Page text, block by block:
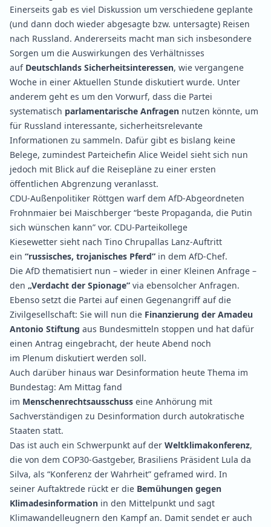
Einerseits gab es viel Diskussion um verschiedene geplante
(und dann doch wieder abgesagte bzw. untersagte) Reisen
nach Russland. Andererseits macht man sich insbesondere
Sorgen um die Auswirkungen des Verhältnisses
auf Deutschlands Sicherheitsinteressen, wie vergangene
Woche in einer Aktuellen Stunde diskutiert wurde. Unter
anderem geht es um den Vorwurf, dass die Partei
systematisch parlamentarische Anfragen nutzen könnte, um
für Russland interessante, sicherheitsrelevante
Informationen zu sammeln. Dafür gibt es bislang keine
Belege, zumindest Parteichefin Alice Weidel sieht sich nun
jedoch mit Blick auf die Reisepläne zu einer ersten
öffentlichen Abgrenzung veranlasst.
CDU-Außenpolitiker Röttgen warfdem AfD-Abgeordneten
Frohnmaier bei Maischberger “beste Propaganda, die Putin
sich wünschen kann” vor. CDU-Parteikollege
Kiesewetter sieht nach Tino Chrupallas Lanz-Auftritt
ein “russisches, trojanisches Pferd” in dem AfD-Chef.
Die AfD thematisiert nun – wieder in einer Kleinen Anfrage –
den „Verdacht der Spionage” via ebensolcher Anfragen.
Ebenso setzt die Partei auf einen Gegenangriff auf die
Zivilgesellschaft: Sie will nun die Finanzierung der Amadeu
Antonio Stiftung aus Bundesmitteln stoppen und hat dafür
einen Antrag eingebracht, der heute Abend noch
im Plenum diskutiert werden soll.
Auch darüber hinaus war Desinformation heute Thema im
Bundestag: Am Mittag fand
im Menschenrechtsausschuss eine Anhörung mit
Sachverständigen zu Desinformation durch autokratische
Staaten statt.
Das ist auch ein Schwerpunkt auf der Weltklimakonferenz,
die von dem COP30-Gastgeber, Brasiliens Präsident Lula da
Silva, als “Konferenz der Wahrheit” geframed wird. In
seiner Auftaktrede rückt er die Bemühungen gegen
Klimadesinformation in den Mittelpunkt und sagt
Klimawandelleugnern den Kampf an. Damit sendet er auch